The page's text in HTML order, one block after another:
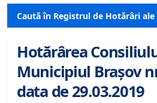
Caută în Registrul de Hotărâri
Hotărârea
Municipiul Brașov
data de 29.03.2019